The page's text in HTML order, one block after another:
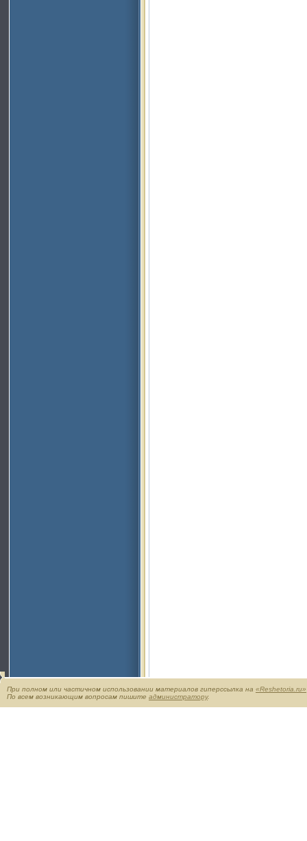
При полном или частичном использовании материалов гиперссылка на «Reshetoria.ru»
По всем возникающим вопросам пишите администратору.